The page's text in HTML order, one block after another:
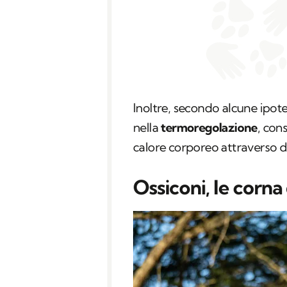
Inoltre, secondo alcune
nellatermoregolazione,
calore corporeo attraverso
Ossiconi, le